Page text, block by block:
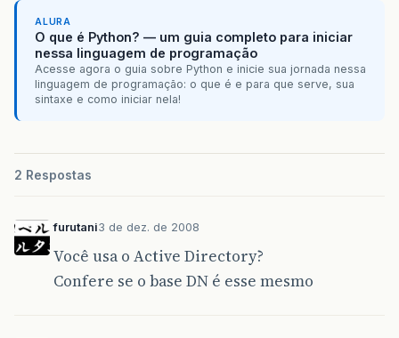
ALURA
O que é Python? — um guia completo para iniciar
nessa linguagem de programação
Acesse agora o guia sobre Python e inicie sua jornada nessa
linguagem de programação: o que é e para que serve, sua
sintaxe e como iniciar nela!
2 Respostas
furutani3 de dez. de 2008
Você usa o Active Directory?
Confere se o base DN é esse mesmo